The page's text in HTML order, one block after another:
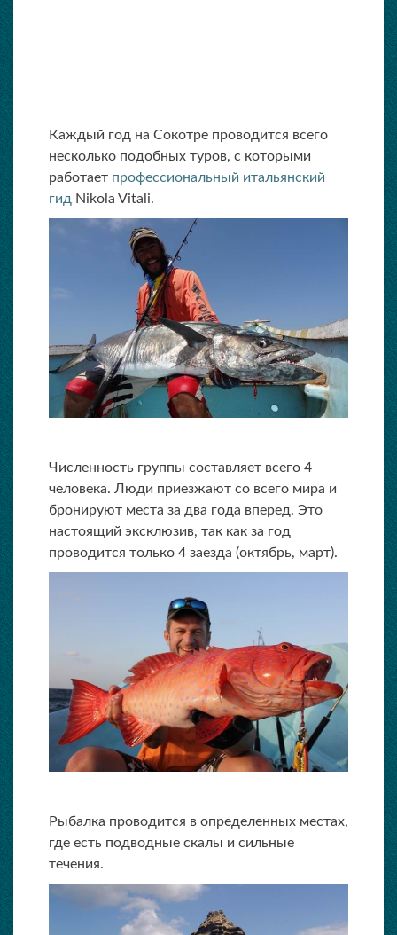
Каждый год на Сокотре проводится всего
несколько подобных туров, с которыми
работает профессиональный итальянский
гид Nikola Vitali.
Численность группы составляет всего 4
человека. Люди приезжают со всего мира и
бронируют места за два года вперед. Это
настоящий эксклюзив, так как за год
проводится только 4 заезда (октябрь, март).
Рыбалка проводится в определенных местах,
где есть подводные скалы и сильные
течения.